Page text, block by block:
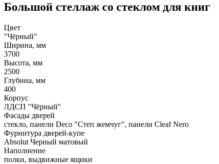
Большой стеллаж со стеклом для книг
Цвет
"Чёрный"
Ширина, мм
3700
Высота, мм
2500
Глубина, мм
400
Корпус
ЛДСП "Чёрный"
Фасады дверей
стекло, панели Deco "Степ жемчуг", панели Cleaf Nero
Фурнитура дверей-купе
Absolut Черный матовый
Наполнение
полки, выдвижные ящики